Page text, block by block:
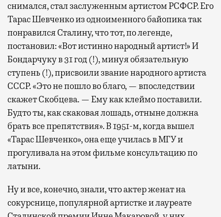
снимался, стал заслуженным артистом РСФСР. Его
Тарас Шевченко из одноименного байопика так
понравился Сталину, что тот, по легенде,
постановил: «Вот истинно народный артист!» И
Бондарчуку в 31 год (!), минуя обязательную
ступень (!), присвоили звание народного артиста
СССР. «Это не пошло во благо, — впоследствии
скажет Скобцева. — Ему как клеймо поставили.
Будто ты, как скаковая лошадь, отныне должна
брать все препятствия». В 1951-м, когда вышел
«Тарас Шевченко», она еще училась в МГУ и
прогуливала на этом фильме консультацию по
латыни.
Ну и все, конечно, знали, что актер женат на
сокурснице, популярной артистке и лауреате